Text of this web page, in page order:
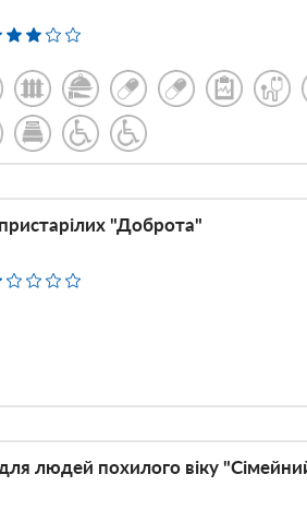
"Доброта"
людей похилого віку